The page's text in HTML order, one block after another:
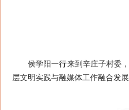
侯学阳一行来到辛庄子村委，
层文明实践与融媒体工作融合发展